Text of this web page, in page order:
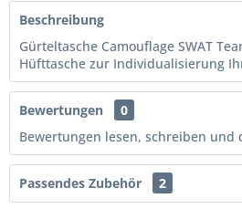
Beschreibung
Gürteltasche Camouflage SWAT
Hüfttasche zur Individualisierung
Bewertungen
0
Bewertungen lesen, schreiben und
Passendes Zubehör 2